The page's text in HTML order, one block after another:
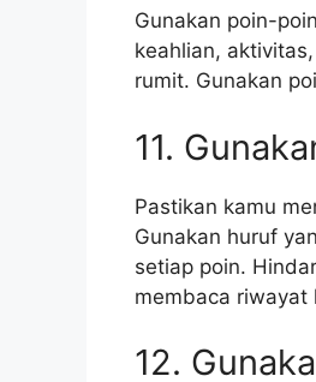
Gunakan poin-
keahlian,
rumit. Gunakan
11.
Pastikan kamu
Gunakan huruf
setiap poin.
membaca riwayat
12.